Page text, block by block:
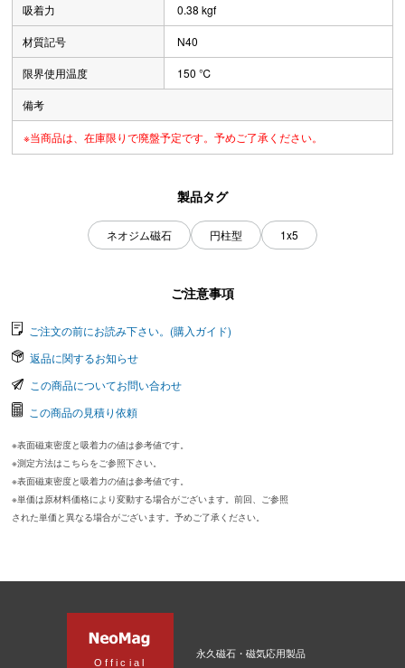
吸着力 0.38 kgf
材質記号 N40
限界使用温度 150 ℃
備考
※当商品は、在庫限りで廃盤予定です。予めご了承ください。
製品タグ
ネオジム磁石 円柱型 1x5
ご注意事項
ご注文の前にお読み下さい。(購入ガイド)
返品に関するお知らせ
この商品についてお問い合わせ
この商品の見積り依頼
※表面磁束密度と吸着力の値は参考値です。
※測定方法はこちらをご参照下さい。
※表面磁束密度と吸着力の値は参考値です。
※単価は原材料価格により変動する場合がございます。前回、ご参照
された単価と異なる場合がございます。予めご了承ください。
Official
永久磁石・磁気応用製品